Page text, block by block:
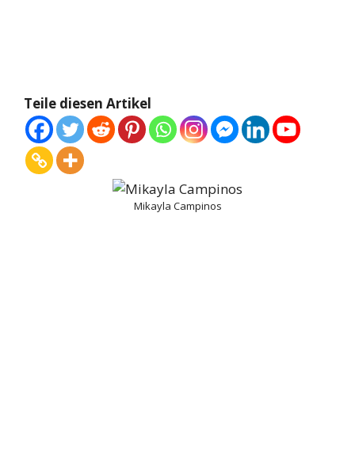
Teile diesen Artikel
Mikayla Campinos